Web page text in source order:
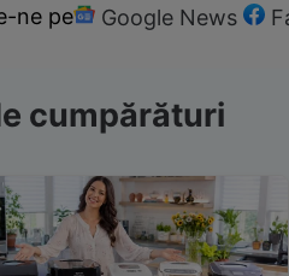
ne pe Google News
cumpărături